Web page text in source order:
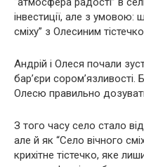
інвестиції, але з
сміху” з Олесиним
Андрій і Олеся почали
бар’єри
Олесю правильно
З того часу село стало
але й як “Село вічного
крихітне тістечко, яке